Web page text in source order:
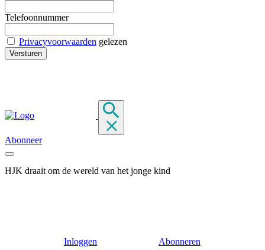
Telefoonnummer
Privacyvoorwaarden gelezen
Abonneer
HJK draait om de wereld van het jonge kind
Inloggen Abonneren